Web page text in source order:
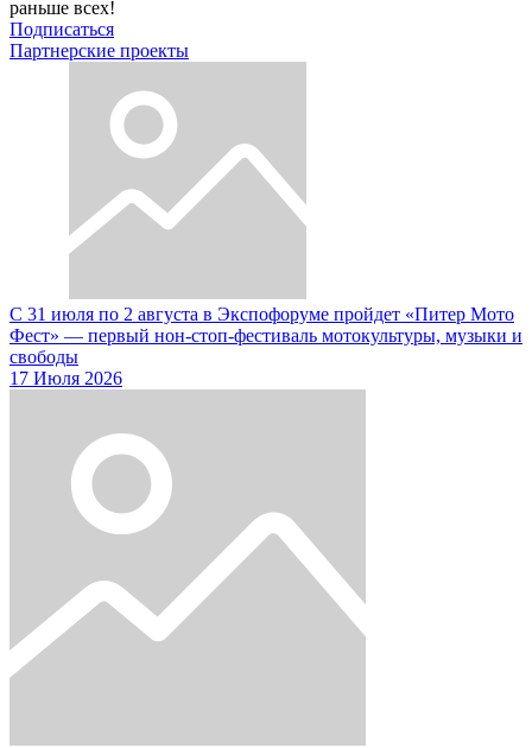
раньше всех!
Подписаться
Партнерские проекты
С 31 июля по 2 августа в Экспофоруме пройдет «Питер Мото
Фест» — первый нон-стоп-фестиваль мотокультуры, музыки и
свободы
17 Июля 2026